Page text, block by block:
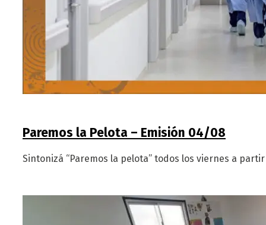
Paremos la Pelota – Emisión 04/08
Sintonizá “Paremos la pelota” todos los viernes a